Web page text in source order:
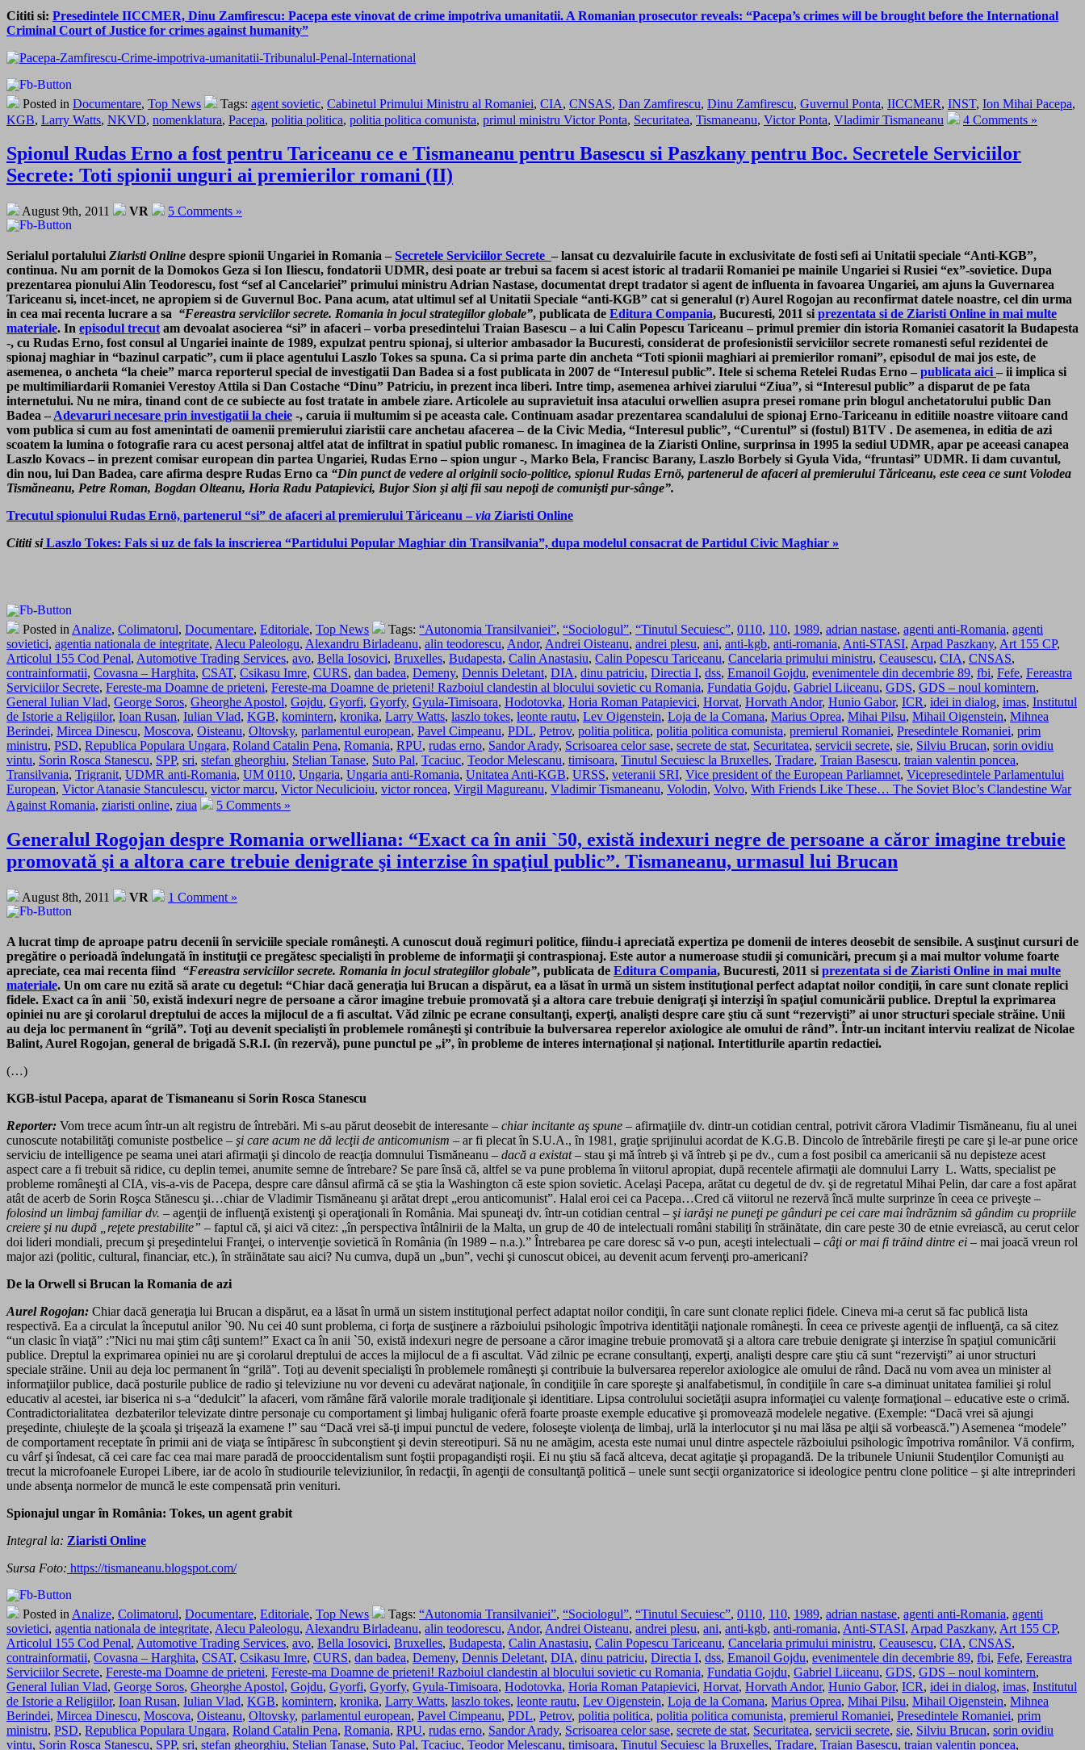
Cititi si: Presedintele IICCMER, Dinu Zamfirescu: Pacepa este vinovat de crime impotriva umanitatii. A Romanian prosecutor reveals: “Pacepa’s crimes will be brought before the International
Criminal Court of Justice for crimes against humanity”
Posted in Documentare, Top News Tags: agent sovietic, Cabinetul Primului Ministru al Romaniei, CIA, CNSAS, Dan Zamfirescu, Dinu Zamfirescu, Guvernul Ponta, IICCMER, INST, Ion Mihai Pacepa,
KGB, Larry Watts, NKVD, nomenklatura, Pacepa, politia politica, politia politica comunista, primul ministru Victor Ponta, Securitatea, Tismaneanu, Victor Ponta, Vladimir Tismaneanu 4 Comments »
Spionul Rudas Erno a fost pentru Tariceanu ce e Tismaneanu pentru Basescu si Paszkany pentru Boc. Secretele Serviciilor
Secrete: Toti spionii unguri ai premierilor romani (II)
August 9th, 2011 VR 5 Comments »
Serialul portalului Ziaristi Online despre spionii Ungariei in Romania – Secretele Serviciilor Secrete – lansat cu dezvaluirile facute in exclusivitate de fosti sefi ai Unitatii speciale “Anti-KGB”,
continua. Nu am pornit de la Domokos Geza si Ion Iliescu, fondatorii UDMR, desi poate ar trebui sa facem si acest istoric al tradarii Romaniei pe mainile Ungariei si Rusiei “ex”-sovietice. Dupa
prezentarea pionului Alin Teodorescu, fost “sef al Cancelariei” primului ministru Adrian Nastase, documentat drept tradator si agent de influenta in favoarea Ungariei, am ajuns la Guvernarea
Tariceanu si, incet-incet, ne apropiem si de Guvernul Boc. Pana acum, atat ultimul sef al Unitatii Speciale “anti-KGB” cat si generalul (r) Aurel Rogojan au reconfirmat datele noastre, cel din urma
in cea mai recenta lucrare a sa “Fereastra serviciilor secrete. Romania in jocul strategiilor globale”, publicata de Editura Compania, Bucuresti, 2011 si prezentata si de Ziaristi Online in mai multe
materiale. In episodul trecut am devoalat asocierea “si” in afaceri – vorba presedintelui Traian Basescu – a lui Calin Popescu Tariceanu – primul premier din istoria Romaniei casatorit la Budapesta
-, cu Rudas Erno, fost consul al Ungariei inainte de 1989, expulzat pentru spionaj, si ulterior ambasador la Bucuresti, considerat de profesionistii serviciilor secrete romanesti seful rezidentei de
spionaj maghiar in “bazinul carpatic”, cum ii place agentului Laszlo Tokes sa spuna. Ca si prima parte din ancheta “Toti spionii maghiari ai premierilor romani”, episodul de mai jos este, de
asemenea, o ancheta “la cheie” marca reporterul special de investigatii Dan Badea si a fost publicata in 2007 de “Interesul public”. Itele si schema Retelei Rudas Erno – publicata aici – ii implica si
pe multimiliardarii Romaniei Verestoy Attila si Dan Costache “Dinu” Patriciu, in prezent inca liberi. Intre timp, asemenea arhivei ziarului “Ziua”, si “Interesul public” a disparut de pe fata
internetului. Nu ne mira, tinand cont de ce subiecte au fost tratate in ambele ziare. Articolele au supravietuit insa atacului orwellien asupra presei romane prin blogul anchetatorului public Dan
Badea – Adevaruri necesare prin investigatii la cheie -, caruia ii multumim si pe aceasta cale. Continuam asadar prezentarea scandalului de spionaj Erno-Tariceanu in editiile noastre viitoare cand
vom publica si cum au fost amenintati de oamenii premierului ziaristii care anchetau afacerea – de la Civic Media, “Interesul public”, “Curentul” si (fostul) B1TV . De asemenea, in editia de azi
scoatem la lumina o fotografie rara cu acest personaj altfel atat de infiltrat in spatiul public romanesc. In imaginea de la Ziaristi Online, surprinsa in 1995 la sediul UDMR, apar pe aceeasi canapea
Laszlo Kovacs – in prezent comisar european din partea Ungariei, Rudas Erno – spion ungur -, Marko Bela, Francisc Barany, Laszlo Borbely si Gyula Vida, “fruntasi” UDMR. Ii dam cuvantul,
din nou, lui Dan Badea, care afirma despre Rudas Erno ca “Din punct de vedere al originii socio-politice, spionul Rudas Ernö, partenerul de afaceri al premierului Tăriceanu, este ceea ce sunt Volodea
Tismăneanu, Petre Roman, Bogdan Olteanu, Horia Radu Patapievici, Bujor Sion şi alţi fii sau nepoţi de comunişti pur-sânge”.
Trecutul spionului Rudas Ernö, partenerul “si” de afaceri al premierului Tăriceanu – via Ziaristi Online
Cititi siLaszlo Tokes: Fals si uz de fals la inscrierea “Partidului Popular Maghiar din Transilvania”, dupa modelul consacrat de Partidul Civic Maghiar »
Posted in Analize, Colimatorul, Documentare, Editoriale, Top News Tags: “Autonomia Transilvaniei”, “Sociologul”, “Tinutul Secuiesc”, 0110, 110, 1989, adrian nastase, agenti anti-Romania, agenti
sovietici, agentia nationala de integritate, Alecu Paleologu, Alexandru Birladeanu, alin teodorescu, Andor, Andrei Oisteanu, andrei plesu, ani, anti-kgb, anti-romania, Anti-STASI, Arpad Paszkany, Art 155 CP,
Articolul 155 Cod Penal, Automotive Trading Services, avo, Bella Iosovici, Bruxelles, Budapesta, Calin Anastasiu, Calin Popescu Tariceanu, Cancelaria primului ministru, Ceausescu, CIA, CNSAS,
contrainformatii, Covasna – Harghita, CSAT, Csikasu Imre, CURS, dan badea, Demeny, Dennis Deletant, DIA, dinu patriciu, Directia I, dss, Emanoil Gojdu, evenimentele din decembrie 89, fbi, Fefe, Fereastra
Serviciilor Secrete, Fereste-ma Doamne de prieteni, Fereste-ma Doamne de prieteni! Razboiul clandestin al blocului sovietic cu Romania, Fundatia Gojdu, Gabriel Liiceanu, GDS, GDS – noul komintern,
General Iulian Vlad, George Soros, Gheorghe Apostol, Gojdu, Gyorfi, Gyorfy, Gyula-Timisoara, Hodotovka, Horia Roman Patapievici, Horvat, Horvath Andor, Hunio Gabor, ICR, idei in dialog, imas, Institutul
de Istorie a Religiilor, Ioan Rusan, Iulian Vlad, KGB, komintern, kronika, Larry Watts, laszlo tokes, leonte rautu, Lev Oigenstein, Loja de la Comana, Marius Oprea, Mihai Pilsu, Mihail Oigenstein, Mihnea
Berindei, Mircea Dinescu, Moscova, Oisteanu, Oltovsky, parlamentul european, Pavel Cimpeanu, PDL, Petrov, politia politica, politia politica comunista, premierul Romaniei, Presedintele Romaniei, prim
ministru, PSD, Republica Populara Ungara, Roland Catalin Pena, Romania, RPU, rudas erno, Sandor Arady, Scrisoarea celor sase, secrete de stat, Securitatea, servicii secrete, sie, Silviu Brucan, sorin ovidiu
vintu, Sorin Rosca Stanescu, SPP, sri, stefan gheorghiu, Stelian Tanase, Suto Pal, Tcaciuc, Teodor Melescanu, timisoara, Tinutul Secuiesc la Bruxelles, Tradare, Traian Basescu, traian valentin poncea,
Transilvania, Trigranit, UDMR anti-Romania, UM 0110, Ungaria, Ungaria anti-Romania, Unitatea Anti-KGB, URSS, veteranii SRI, Vice president of the European Parliamnet, Vicepresedintele Parlamentului
European, Victor Atanasie Stanculescu, victor marcu, Victor Neculicioiu, victor roncea, Virgil Magureanu, Vladimir Tismaneanu, Volodin, Volvo, With Friends Like These… The Soviet Bloc’s Clandestine War
Against Romania, ziaristi online, ziua 5 Comments »
Generalul Rogojan despre Romania orwelliana: “Exact ca în anii `50, există indexuri negre de persoane a căror imagine trebuie
promovată şi a altora care trebuie denigrate şi interzise în spaţiul public”. Tismaneanu, urmasul lui Brucan
August 8th, 2011 VR 1 Comment »
A lucrat timp de aproape patru decenii în serviciile speciale româneşti. A cunoscut două regimuri politice, fiindu-i apreciată expertiza pe domenii de interes deosebit de sensibile. A susţinut cursuri de
pregătire o perioadă îndelungată în instituţii ce pregătesc specialişti în probleme de informaţii şi contraspionaj. Este autor a numeroase studii şi comunicări, precum şi a mai multor volume foarte
apreciate, cea mai recenta fiind “Fereastra serviciilor secrete. Romania in jocul strategiilor globale”, publicata de Editura Compania, Bucuresti, 2011 si prezentata si de Ziaristi Online in mai multe
materiale. Un om care nu ezită să arate cu degetul: “Chiar dacă generaţia lui Brucan a dispărut, ea a lăsat în urmă un sistem instituţional perfect adaptat noilor condiţii, în care sunt clonate replici
fidele. Exact ca în anii `50, există indexuri negre de persoane a căror imagine trebuie promovată şi a altora care trebuie denigraţi şi interzişi în spaţiul comunicării publice. Dreptul la exprimarea
opiniei nu are şi corolarul dreptului de acces la mijlocul de a fi ascultat. Văd zilnic pe ecrane consultanţi, experţi, analişti despre care ştiu că sunt “rezervişti” ai unor structuri speciale străine. Unii
au deja loc permanent în “grilă”. Toţi au devenit specialişti în problemele româneşti şi contribuie la bulversarea reperelor axiologice ale omului de rând”. Într-un incitant interviu realizat de Nicolae
Balint, Aurel Rogojan, general de brigadă S.R.I. (în rezervă), pune punctul pe „i”, în probleme de interes internațional și național. Intertitlurile apartin redactiei.
(…)
KGB-istul Pacepa, aparat de Tismaneanu si Sorin Rosca Stanescu
Reporter: Vom trece acum într-un alt registru de întrebări. Mi s-au părut deosebit de interesante – chiar incitante aş spune – afirmaţiile dv. dintr-un cotidian central, potrivit cărora Vladimir Tismăneanu, fiu al unei
cunoscute notabilităţi comuniste postbelice – şi care acum ne dă lecţii de anticomunism – ar fi plecat în S.U.A., în 1981, graţie sprijinului acordat de K.G.B. Dincolo de întrebările fireşti pe care şi le-ar pune orice
serviciu de intelligence pe seama unei atari afirmaţii şi dincolo de reacţia domnului Tismăneanu – dacă a existat– stau şi mă întreb şi vă întreb şi pe dv., cum a fost posibil ca americanii să nu depisteze acest
aspect care a fi trebuit să ridice, cu deplin temei, anumite semne de întrebare? Se pare însă că, altfel se va pune problema în viitorul apropiat, după recentele afirmaţii ale domnului Larry L. Watts, specialist pe
probleme româneşti al CIA, vis-a-vis de Pacepa, despre care dânsul afirmă că se ştia la Washington că este spion sovietic. Acelaşi Pacepa, arătat cu degetul de dv. şi de regretatul Mihai Pelin, dar care a fost apărat
atât de acerb de Sorin Roşca Stănescu şi…chiar de Vladimir Tismăneanu şi arătat drept „erou anticomunist”. Halal eroi cei ca Pacepa…Cred că viitorul ne rezervă încă multe surprinze în ceea ce priveşte –
folosind un limbaj familiar dv. – agenţii de influenţă existenţi şi operaţionali în România. Mai spuneaţi dv. într-un cotidian central – şi iarăşi ne puneţi pe gânduri pe cei care mai îndrăznim să gândim cu propriile
creiere şi nu după „reţete prestabilite” – faptul că, şi aici vă citez: „în perspectiva întâlnirii de la Malta, un grup de 40 de intelectuali români stabiliţi în străinătate, din care peste 30 de etnie evreiască, au cerut celor
doi lideri mondiali, precum şi preşedintelui Franţei, o intervenţie sovietică în România (în 1989 – n.a.).” Întrebarea pe care doresc să v-o pun, aceşti intelectuali – câţi or mai fi trăind dintre ei – mai joacă vreun rol
major azi (politic, cultural, financiar, etc.), în străinătate sau aici? Nu cumva, după un „bun”, vechi şi cunoscut obicei, au devenit acum fervenţi pro-americani?
De la Orwell si Brucan la Romania de azi
Aurel Rogojan: Chiar dacă generaţia lui Brucan a dispărut, ea a lăsat în urmă un sistem instituţional perfect adaptat noilor condiţii, în care sunt clonate replici fidele. Cineva mi-a cerut să fac publică lista
respectivă. Ea a circulat la începutul anilor `90. Nu cei 40 sunt problema, ci forţa de susţinere a războiului psihologic împotriva identităţii naţionale româneşti. În ceea ce priveste agenţii de influenţă, ca să citez
“un clasic în viaţă” :”Nici nu mai ştim câţi suntem!” Exact ca în anii `50, există indexuri negre de persoane a căror imagine trebuie promovată şi a altora care trebuie denigrate şi interzise în spaţiul comunicării
publice. Dreptul la exprimarea opiniei nu are şi corolarul dreptului de acces la mijlocul de a fi ascultat. Văd zilnic pe ecrane consultanţi, experţi, analişti despre care ştiu că sunt “rezervişti” ai unor structuri
speciale străine. Unii au deja loc permanent în “grilă”. Toţi au devenit specialişti în problemele româneşti şi contribuie la bulversarea reperelor axiologice ale omului de rând. Dacă nu vom avea un minister al
informaţiilor publice, dacă posturile publice de radio şi televiziune nu vor deveni cu adevărat naţionale, în condiţiile în care sporeşte şi analfabetismul, în condiţiile în care s-a diminuat unitatea familiei şi rolul
educativ al acestei, iar biserica ni s-a “dedulcit” la afaceri, vom rămâne fără valorile morale tradiţionale şi identitiare. Lipsa controlului societăţii asupra informaţiei cu valenţe formaţional – educative este o crimă.
Contradictorialitatea dezbaterilor televizate dintre personaje cu comportament şi limbaj huliganic oferă foarte proaste exemple educative şi promovează modelele negative. (Exemple: “Dacă vrei să ajungi
preşedinte, chiuleşte de la şcoala şi trişează la examene !” sau “Dacă vrei să-ţi impui punctul de vedere, foloseşte violenţa de limbaj, urlă la interlocutor şi nu mai lăsa pe alţii să vorbească.”) Asemenea “modele”
de comportament receptate în primii ani de viaţa se întipăresc în subconştient şi devin stereotipuri. Să nu ne amăgim, acesta este numai unul dintre aspectele războiului psihologic împotriva românilor. Vă confirm,
cu vârf şi îndesat, că cei care fac cea mai mare paradă de prooccidentalism sunt foştii propagandişti roşii. Ei nu ştiu să facă altceva, decat agitaţie şi propagandă. De la tribunele Uniunii Studenţilor Comunişti au
trecut la microfoanele Europei Libere, iar de acolo în studiourile televiziunilor, în redacţii, în agenţii de consultanţă politică – unele sunt secţii organizatorice si ideologice pentru clone politice – şi alte intreprinderi
unde absenţa normelor de muncă le este compensată prin venituri.
Spionajul ungar în România: Tokes, un agent grabit
Integral la: Ziaristi Online
Sursa Foto: https://tismaneanu.blogspot.com/
Posted in Analize, Colimatorul, Documentare, Editoriale, Top News Tags: “Autonomia Transilvaniei”, “Sociologul”, “Tinutul Secuiesc”, 0110, 110, 1989, adrian nastase, agenti anti-Romania, agenti
sovietici, agentia nationala de integritate, Alecu Paleologu, Alexandru Birladeanu, alin teodorescu, Andor, Andrei Oisteanu, andrei plesu, ani, anti-kgb, anti-romania, Anti-STASI, Arpad Paszkany, Art 155 CP,
Articolul 155 Cod Penal, Automotive Trading Services, avo, Bella Iosovici, Bruxelles, Budapesta, Calin Anastasiu, Calin Popescu Tariceanu, Cancelaria primului ministru, Ceausescu, CIA, CNSAS,
contrainformatii, Covasna – Harghita, CSAT, Csikasu Imre, CURS, dan badea, Demeny, Dennis Deletant, DIA, dinu patriciu, Directia I, dss, Emanoil Gojdu, evenimentele din decembrie 89, fbi, Fefe, Fereastra
Serviciilor Secrete, Fereste-ma Doamne de prieteni, Fereste-ma Doamne de prieteni! Razboiul clandestin al blocului sovietic cu Romania, Fundatia Gojdu, Gabriel Liiceanu, GDS, GDS – noul komintern,
General Iulian Vlad, George Soros, Gheorghe Apostol, Gojdu, Gyorfi, Gyorfy, Gyula-Timisoara, Hodotovka, Horia Roman Patapievici, Horvat, Horvath Andor, Hunio Gabor, ICR, idei in dialog, imas, Institutul
de Istorie a Religiilor, Ioan Rusan, Iulian Vlad, KGB, komintern, kronika, Larry Watts, laszlo tokes, leonte rautu, Lev Oigenstein, Loja de la Comana, Marius Oprea, Mihai Pilsu, Mihail Oigenstein, Mihnea
Berindei, Mircea Dinescu, Moscova, Oisteanu, Oltovsky, parlamentul european, Pavel Cimpeanu, PDL, Petrov, politia politica, politia politica comunista, premierul Romaniei, Presedintele Romaniei, prim
ministru, PSD, Republica Populara Ungara, Roland Catalin Pena, Romania, RPU, rudas erno, Sandor Arady, Scrisoarea celor sase, secrete de stat, Securitatea, servicii secrete, sie, Silviu Brucan, sorin ovidiu
vintu, Sorin Rosca Stanescu, SPP, sri, stefan gheorghiu, Stelian Tanase, Suto Pal, Tcaciuc, Teodor Melescanu, timisoara, Tinutul Secuiesc la Bruxelles, Tradare, Traian Basescu, traian valentin poncea,